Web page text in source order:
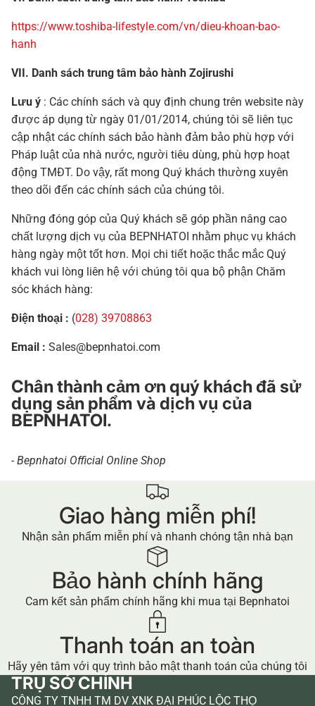
https://www.toshiba-lifestyle.com/vn/dieu-khoan-bao-
hanh
VII. Danh sách trung tâm bảo hành Zojirushi
Lưu ý : Các chính sách và quy định chung trên website này
được áp dụng từ ngày 01/01/2014, chúng tôi sẽ liên tục
cập nhật các chính sách bảo hành đảm bảo phù hợp với
Pháp luật của nhà nước, người tiêu dùng, phù hợp hoạt
động TMĐT. Do vậy, rất mong Quý khách thường xuyên
theo dõi đến các chính sách của chúng tôi.
Những đóng góp của Quý khách sẽ góp phần nâng cao
chất lượng dịch vụ của BEPNHATOI nhằm phục vụ khách
hàng ngày một tốt hơn. Mọi chi tiết hoặc thắc mắc Quý
khách vui lòng liên hệ với chúng tôi qua bộ phận Chăm
sóc khách hàng:
Điện thoại : (028) 39708863
Email : Sales@bepnhatoi.com
Chân thành cảm ơn quý khách đã sử
dụng sản phẩm và dịch vụ của
BEPNHATOI.
- Bepnhatoi Official Online Shop
Giao hàng miễn phí!
Nhận sản phẩm miễn phí và nhanh chóng tận nhà bạn
Bảo hành chính hãng
Cam kết sản phẩm chính hãng khi mua tại Bepnhatoi
Thanh toán an toàn
Hãy yên tâm với quy trình bảo mật thanh toán của chúng tôi
TRỤ SỞ CHÍNH
CÔNG TY TNHH TM DV XNK ĐẠI PHÚC LỘC THỌ